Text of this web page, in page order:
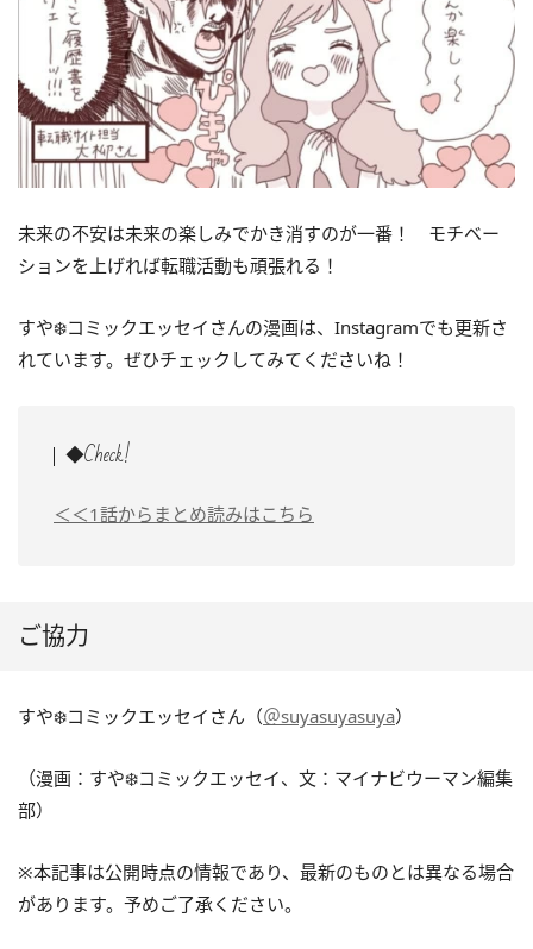
未来の不安は未来の楽しみでかき消すのが一番！ モチベー
ションを上げれば転職活動も頑張れる！
すや❄️コミックエッセイさんの漫画は、Instagramでも更新さ
れています。ぜひチェックしてみてくださいね！
◆Check!
＜＜1話からまとめ読みはこちら
ご協力
すや❄️コミックエッセイさん（＠suyasuyasuya）
（漫画：すや❄️コミックエッセイ、文：マイナビウーマン編集
部）
※本記事は公開時点の情報であり、最新のものとは異なる場合
があります。予めご了承ください。